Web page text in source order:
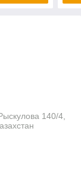
140/4,